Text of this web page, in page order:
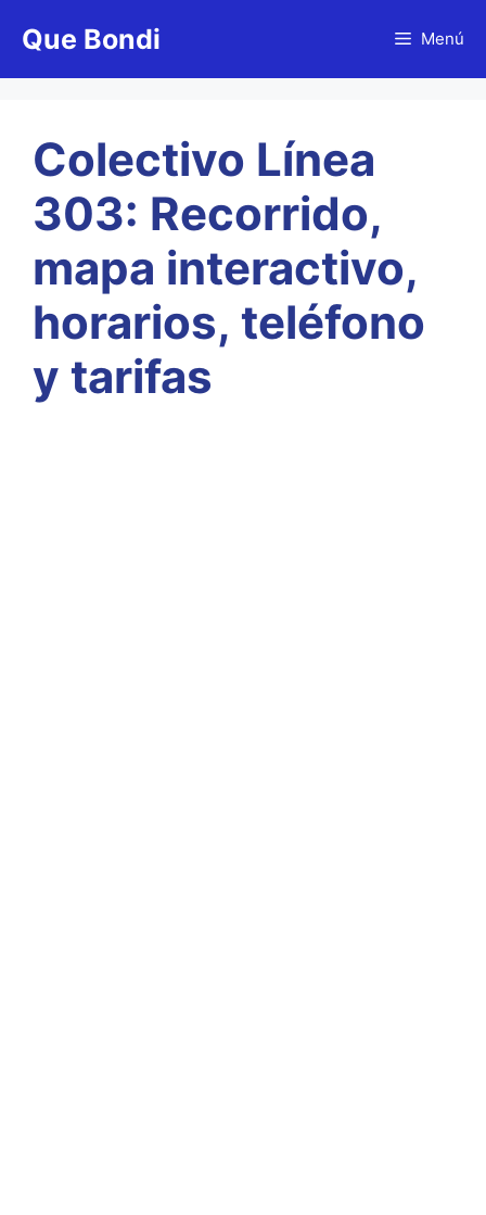
Que Bondi Menú
Colectivo Línea
303: Recorrido,
mapa interactivo,
horarios, teléfono
y tarifas